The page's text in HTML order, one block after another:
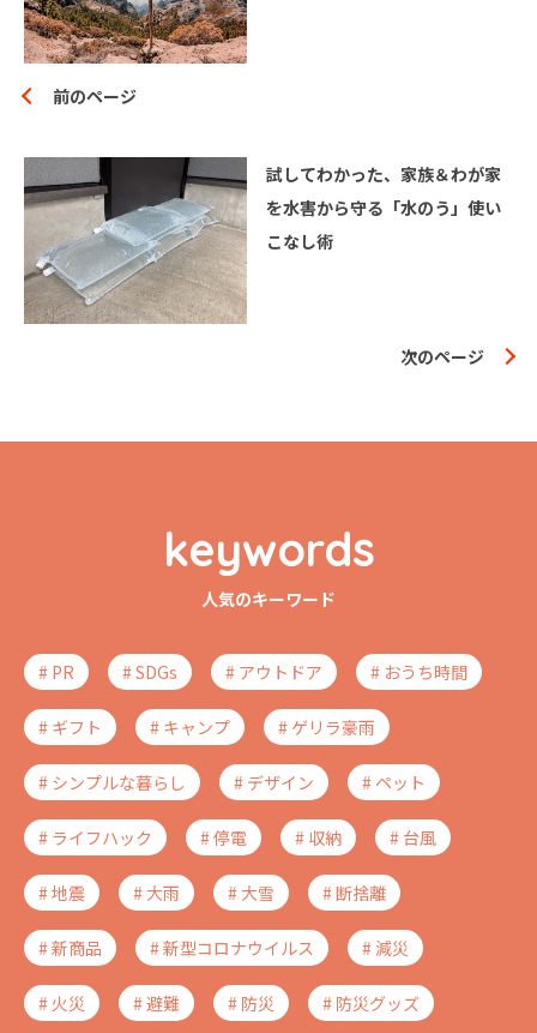
前のページ
試してわかった、家族＆わが家
を水害から守る「水のう」使い
こなし術
次のページ
keywords
人気のキーワード
# PR # SDGs # アウトドア # おうち時間
# ギフト # キャンプ # ゲリラ豪雨
# シンプルな暮らし # デザイン # ペット
# ライフハック # 停電 # 収納 # 台風
# 地震 # 大雨 # 大雪 # 断捨離
# 新商品 # 新型コロナウイルス # 減災
# 火災 # 避難 # 防災 # 防災グッズ